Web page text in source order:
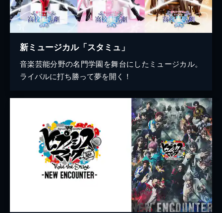
新ミュージカル「スタミュ」
音楽芸能分野の名門学園を舞台にしたミュージカル。
ライバルに打ち勝って夢を開く！